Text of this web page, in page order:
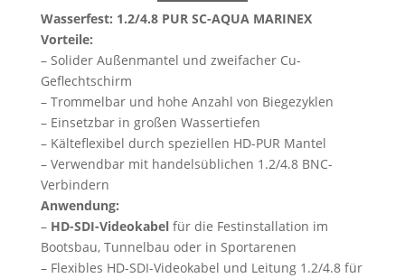
Wasserfest: 1.2/4.8 PUR SC-AQUA MARINEX
Vorteile:
– Solider Außenmantel und zweifacher Cu-
Geflechtschirm
– Trommelbar und hohe Anzahl von Biegezyklen
– Einsetzbar in großen Wassertiefen
– Kälteflexibel durch speziellen HD-PUR Mantel
– Verwendbar mit handelsüblichen 1.2/4.8 BNC-
Verbindern
Anwendung:
– HD-SDI-Videokabelfür die Festinstallation im
Bootsbau, Tunnelbau oder in Sportarenen
– Flexibles HD-SDI-Videokabel und Leitung 1.2/4.8 für